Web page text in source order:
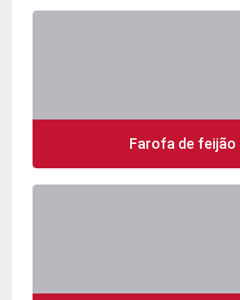
Farofa de feijão